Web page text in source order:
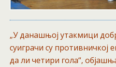
„У данашњој утакмици
суиграчи су противничкој
да ли четири гола“,